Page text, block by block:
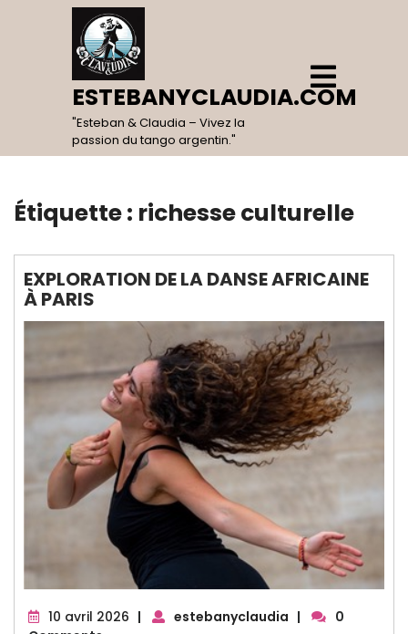
ESTEBANYCLAUDIA.COM
"Esteban & Claudia – Vivez la
passion du tango argentin."
Open
Menu
Étiquette : richesse culturelle
EXPLORATION DE LA DANSE AFRICAINE
À PARIS
10 avril 2026 10| estebanyclaudia |
0